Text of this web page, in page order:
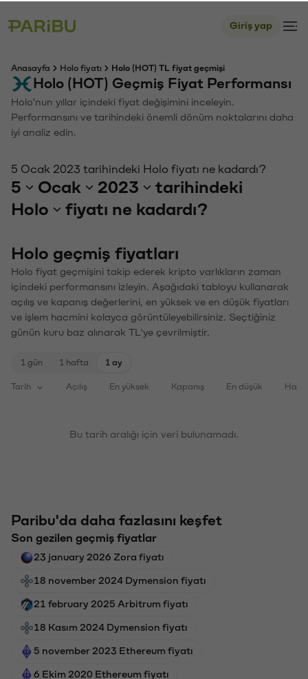
Giriş yap
Anasayfa Holo fiyatı Holo (HOT) TL fiyat geçmişi
Holo (HOT) Geçmiş Fiyat Performansı
Holo'nun yıllar içindeki fiyat değişimini inceleyin.
Performansını ve tarihindeki önemli dönüm noktalarını daha
iyi analiz edin.
5 Ocak 2023 tarihindeki Holo fiyatı ne kadardı?
5 Ocak 2023
tarihindeki
Holo
fiyatı ne kadardı?
Holo geçmiş fiyatları
Holo fiyat geçmişini takip ederek kripto varlıkların zaman
içindeki performansını izleyin. Aşağıdaki tabloyu kullanarak
açılış ve kapanış değerlerini, en yüksek ve en düşük fiyatları
ve işlem hacmini kolayca görüntüleyebilirsiniz. Seçtiğiniz
günün kuru baz alınarak TL'ye çevrilmiştir.
1 gün 1 hafta 1 ay
Tarih Açılış En yüksek Kapanış En düşük
Bu tarih aralığı için veri bulunamadı.
Paribu'da daha fazlasını keşfet
Son gezilen geçmiş fiyatlar
23 january 2026 Zora fiyatı
18 november 2024 Dymension fiyatı
21 february 2025 Arbitrum fiyatı
18 Kasım 2024 Dymension fiyatı
5 november 2023 Ethereum fiyatı
6 Ekim 2020 Ethereum fiyatı